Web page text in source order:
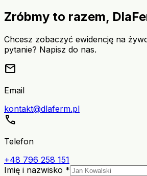
Zróbmy to razem,
Chcesz zobaczyć ewidencję na
pytanie? Napisz do nas.
mail
Email
kontakt@dlaferm.pl
call
Telefon
+48 796 258 151
Imię i nazwisko *